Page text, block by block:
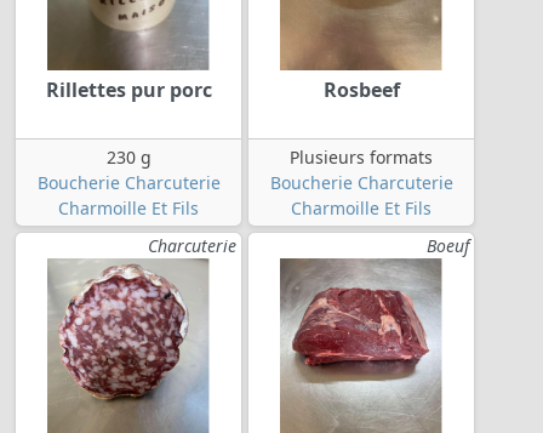
Rillettes pur porc
230 g
Boucherie Charcuterie
Charmoille Et Fils
Rosbeef
Plusieurs formats
Boucherie Charcuterie
Charmoille Et Fils
Charcuterie
Boeuf